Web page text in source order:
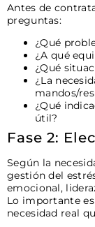
Antes de
preguntas:
¿Qué
¿A qué
¿Qué
¿La
mandos/
¿Qué
útil?
Fase 2:
Según la
gestión del
emocional,
Lo importante
necesidad real